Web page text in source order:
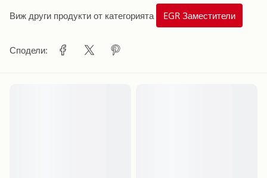
Виж други продукти от категорията EGR Заместители
Сподели: